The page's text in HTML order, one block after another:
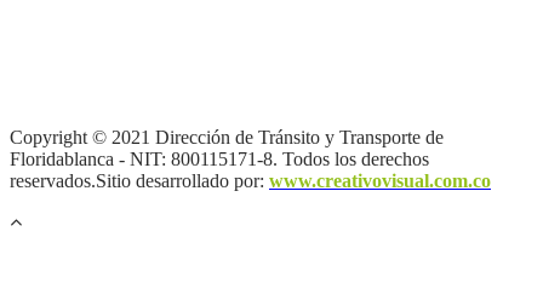
Copyright © 2021 Dirección de Tránsito y Transporte de
Floridablanca - NIT: 800115171-8. Todos los derechos
reservados.Sitio desarrollado por: www.creativovisual.com.co